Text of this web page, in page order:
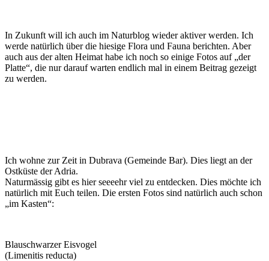
In Zukunft will ich auch im Naturblog wieder aktiver werden. Ich
werde natürlich über die hiesige Flora und Fauna berichten. Aber
auch aus der alten Heimat habe ich noch so einige Fotos auf „der
Platte“, die nur darauf warten endlich mal in einem Beitrag gezeigt
zu werden.
Ich wohne zur Zeit in Dubrava (Gemeinde Bar). Dies liegt an der
Ostküste der Adria.
Naturmässig gibt es hier seeeehr viel zu entdecken. Dies möchte ich
natürlich mit Euch teilen. Die ersten Fotos sind natürlich auch schon
„im Kasten“:
Blauschwarzer Eisvogel
(Limenitis reducta)